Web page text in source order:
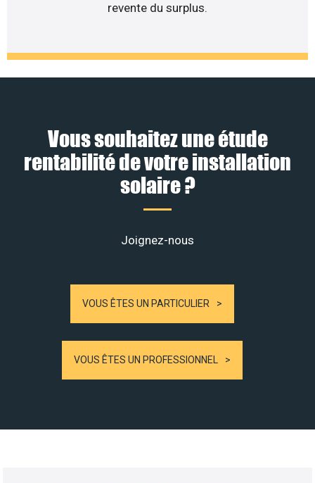
revente du surplus.
Vous souhaitez une étude
rentabilité de votre installation
solaire ?
Joignez-nous
VOUS ÊTES UN PARTICULIER
VOUS ÊTES UN PROFESSIONNEL